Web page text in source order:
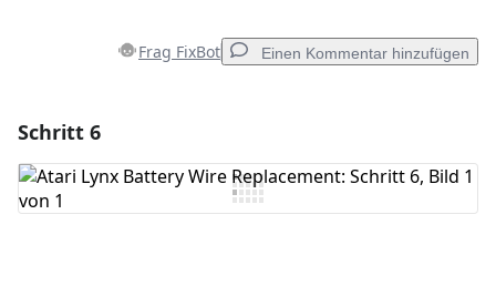
Frag FixBot Einen Kommentar hinzufügen
Kommentar hinzufügen
Schritt 6